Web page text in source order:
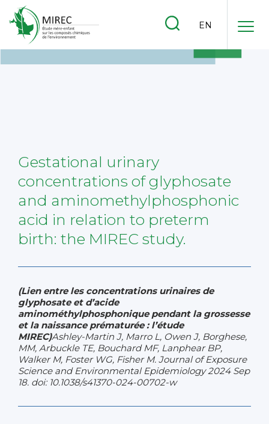
...
EN
Gestational urinary
concentrations of glyphosate
and aminomethylphosphonic
acid in relation to preterm
birth: the MIREC study.
(Lien entre les concentrations urinaires de
glyphosate et d’acide
aminométhylphosphonique pendant la grossesse
et la naissance prématurée : l’étude
MIREC)Ashley-Martin J, Marro L, Owen J, Borghese,
MM, Arbuckle TE, Bouchard MF, Lanphear BP,
Walker M, Foster WG, Fisher M. Journal of Exposure
Science and Environmental Epidemiology 2024 Sep
18. doi: 10.1038/s41370-024-00702-w